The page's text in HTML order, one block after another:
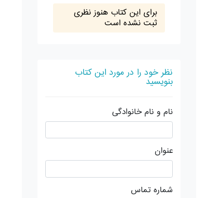
برای این کتاب هنوز نظری
ثبت نشده است
نظر خود را در مورد این کتاب
بنویسید
نام و نام خانوادگی
عنوان
شماره تماس